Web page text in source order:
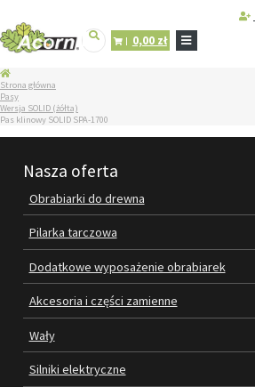
0,00 zł
STRONA
GŁÓWNA
SERWIS
MASZYN
OBRABIARKI DO DREWNA
DODATKOWE WYPOSAŻENIE
OBRABIAREK
AKCESORIA I CZĘŚCI ZAMIENNE
Strona główna
Pasy
Wersja SOLID (żółta)
Pas klinowy SOLID SPA-1700
Nasza oferta
Obrabiarki do drewna
Pilarka tarczowa
Dodatkowe wyposażenie obrabiarek
Akcesoria i części zamienne
Wały
Silniki elektryczne